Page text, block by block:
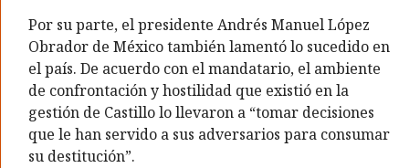
Por su parte, el presidente Andrés Manuel López
Obrador de México también lamentó lo sucedido en
el país. De acuerdo con el mandatario, el ambiente
de confrontación y hostilidad que existió en la
gestión de Castillo lo llevaron a “tomar decisiones
que le han servido a sus adversarios para consumar
su destitución”.